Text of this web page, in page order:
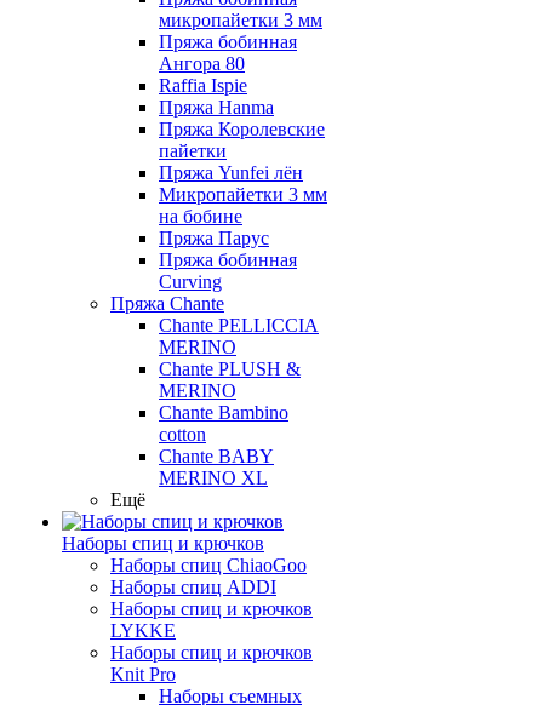
микропайетки 3 мм
Пряжа бобинная
Ангора 80
Raffia Ispie
Пряжа Hanma
Пряжа Королевские
пайетки
Пряжа Yunfei лён
Микропайетки 3 мм
на бобине
Пряжа Парус
Пряжа бобинная
Curving
Пряжа Chante
Chante PELLICCIA
MERINO
Chante PLUSH &
MERINO
Chante Bambino
cotton
Chante BABY
MERINO XL
Ещё
Наборы спиц и крючков
Наборы спиц ChiaoGoo
Наборы спиц ADDI
Наборы спиц и крючков
LYKKE
Наборы спиц и крючков
Knit Pro
Наборы съемных